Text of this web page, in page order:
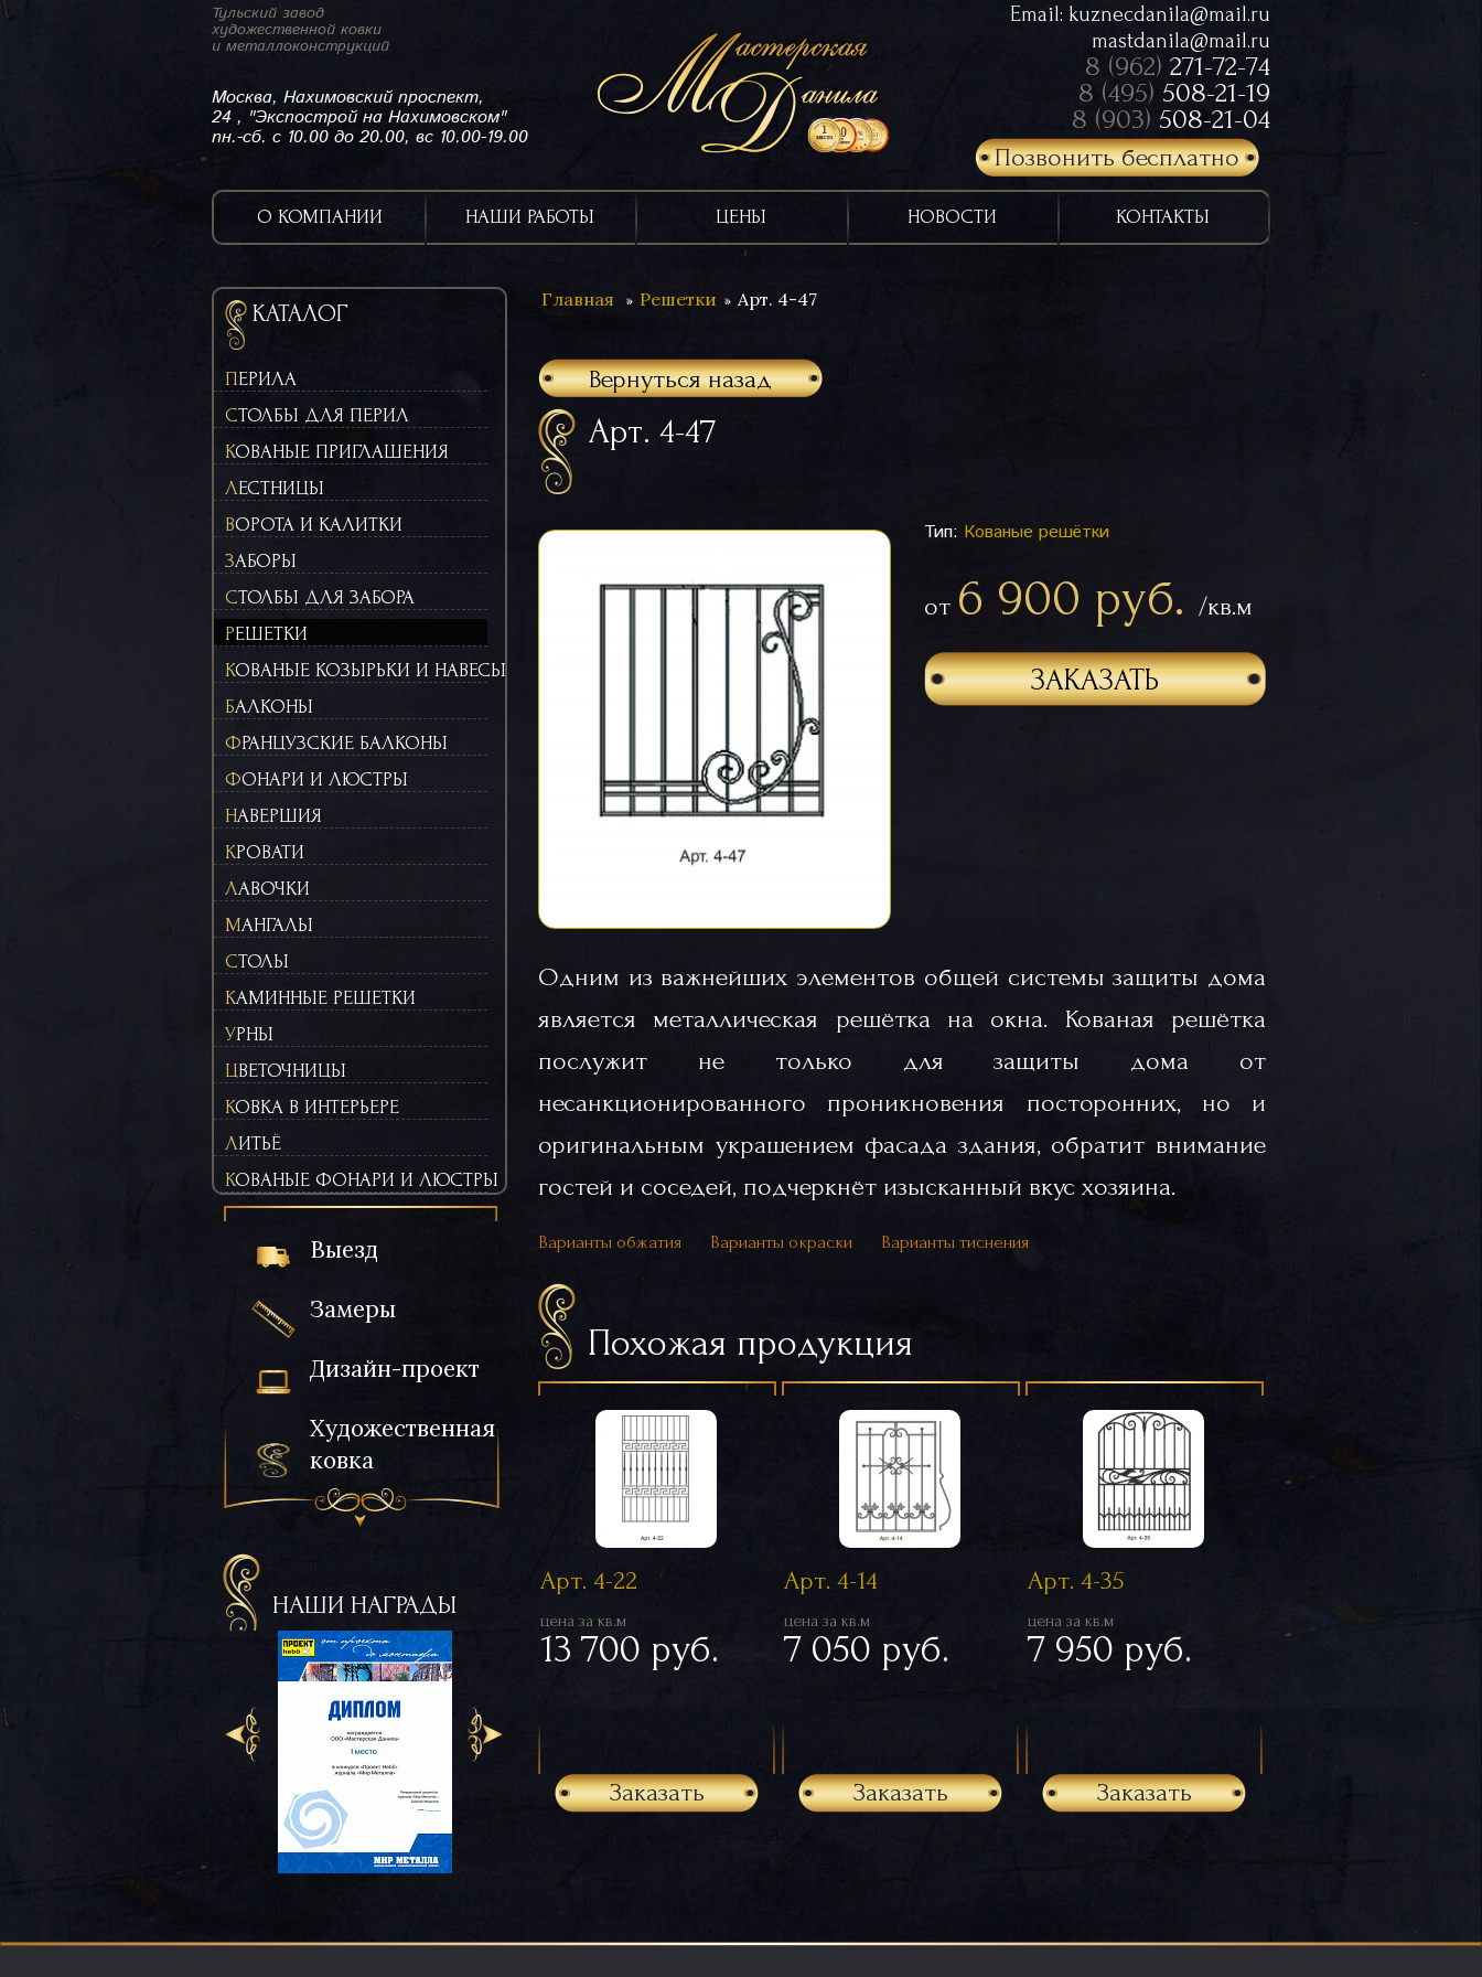
Тульский завод
художественной ковки
и металлоконструкций
Москва, Нахимовский проспект,
24 , "Экспострой на Нахимовском"
пн.-сб. с 10.00 до 20.00, вс 10.00-19.00
Email: kuznecdanila@mail.ru
mastdanila@mail.ru
8 (962) 271-72-74
8 (495) 508-21-19
8 (903) 508-21-04
Позвонить бесплатно
О КОМПАНИИ НАШИ РАБОТЫ ЦЕНЫ НОВОСТИ КОНТАКТЫ
КАТАЛОГ
ПЕРИЛА
СТОЛБЫ ДЛЯ ПЕРИЛ
КОВАНЫЕ ПРИГЛАШЕНИЯ
ЛЕСТНИЦЫ
ВОРОТА И КАЛИТКИ
ЗАБОРЫ
СТОЛБЫ ДЛЯ ЗАБОРА
РЕШЕТКИ
КОВАНЫЕ КОЗЫРЬКИ И НАВЕСЫ
БАЛКОНЫ
ФРАНЦУЗСКИЕ БАЛКОНЫ
ФОНАРИ И ЛЮСТРЫ
НАВЕРШИЯ
КРОВАТИ
ЛАВОЧКИ
МАНГАЛЫ
СТОЛЫ
КАМИННЫЕ РЕШЕТКИ
УРНЫ
ЦВЕТОЧНИЦЫ
КОВКА В ИНТЕРЬЕРЕ
ЛИТЬЁ
КОВАНЫЕ ФОНАРИ И ЛЮСТРЫ
Выезд
Замеры
Дизайн-проект
Художественная
ковка
НАШИ НАГРАДЫ
Главная Решетки Арт. 4-47
Вернуться назад
Арт. 4-47
Тип: Кованые решётки
от 6 900 руб. /кв.м
ЗАКАЗАТЬ
Одним из важнейших элементов общей системы защиты дома
является металлическая решётка на окна. Кованая решётка
послужит не только для защиты дома от
несанкционированного проникновения посторонних, но и
оригинальным украшением фасада здания, обратит внимание
гостей и соседей, подчеркнёт изысканный вкус хозяина.
Варианты обжатия Варианты окраски Варианты тиснения
Похожая продукция
Арт. 4-22
цена за кв.м
13 700 руб.
Заказать
Арт. 4-14
цена за кв.м
7 050 руб.
Заказать
Арт. 4-35
цена за кв.м
7 950 руб.
Заказать